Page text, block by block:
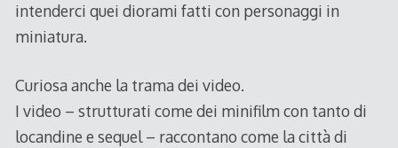
intenderci quei diorami fatti con personaggi in
miniatura.
Curiosa anche la trama dei video.
I video – strutturati come dei minifilm con tanto di
locandine e sequel – raccontano come la città di